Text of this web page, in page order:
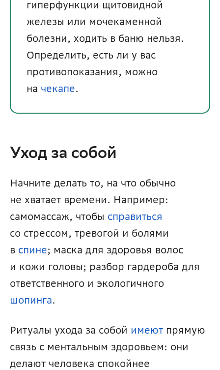
гиперфункции щитовидной
железы или мочекаменной
болезни, ходить в баню нельзя.
Определить, есть ли у вас
противопоказания, можно
на чекапе.
Уход за собой
Начните делать то, на что обычно
не хватает времени. Например:
самомассаж, чтобы справиться
со стрессом, тревогой и болями
в спине; маска для здоровья волос
и кожи головы; разбор гардероба для
шопинга.
Ритуалы ухода за собой имеют прямую
связь с ментальным здоровьем: они
делают человека спокойнее